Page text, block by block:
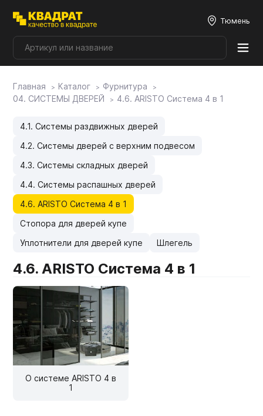
Тюмень
Плитные материалы
Фурнитура
Столешницы
Мой ЭГГЕР
Фасады
Главная Каталог
Фурнитура
04. СИСТЕМЫ ДВЕРЕЙ
4.6. ARISTO Система 4 в 1
4.1. Системы раздвижных дверей
4.2. Системы дверей с верхним подвесом
4.3. Системы складных дверей
4.4. Системы распашных дверей
4.6. ARISTO Система 4 в 1
Стопора для дверей купе
Уплотнители для дверей купе
Шлегель
4.6. ARISTO Система 4 в 1
О системе ARISTO 4 в
1